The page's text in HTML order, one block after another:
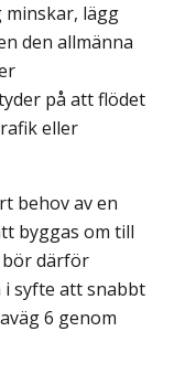
lägg
den allmänna
på att flödet
eller
behov av en
byggas om till
bör därför
syfte att snabbt
6 genom